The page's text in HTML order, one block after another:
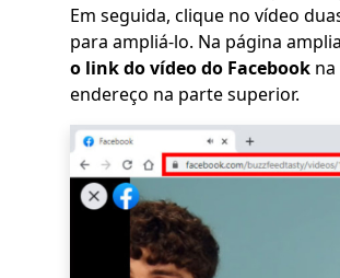
Em seguida, clique no vídeo
para ampliá-lo. Na página
o link do vídeo do Facebook
endereço na parte superior.